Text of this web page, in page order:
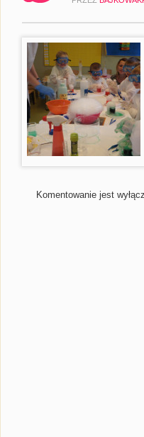
Komentowanie jest